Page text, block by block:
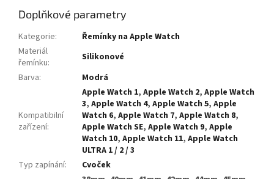
Doplňkové parametry
Kategorie:
Řemínky na Apple Watch
Materiál
řemínku:
Silikonové
Barva: Modrá
Kompatibilní
zařízení:
Apple Watch 1, Apple Watch 2, Apple Watch
3, Apple Watch 4, Apple Watch 5, Apple
Watch 6, Apple Watch 7, Apple Watch 8,
Apple Watch SE, Apple Watch 9, Apple
Watch 10, Apple Watch 11, Apple Watch
ULTRA 1 / 2 / 3
Typ zapínání:
Cvoček